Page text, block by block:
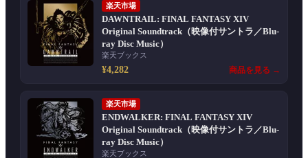
楽天市場
DAWNTRAIL: FINAL FANTASY XIV
Original Soundtrack（映像付サントラ／Blu-
ray Disc Music）
楽天ブックス
¥4,282 商品を見る →
楽天市場
ENDWALKER: FINAL FANTASY XIV
Original Soundtrack（映像付サントラ／Blu-
ray Disc Music）
楽天ブックス